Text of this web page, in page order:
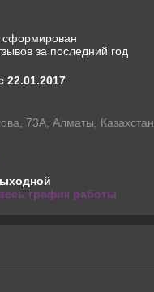
сформирован
за последний год
22.01.2017
73А, Алматы, Казахстан
график работы